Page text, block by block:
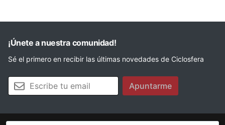
¡Únete a nuestra comunidad!
Sé el primero en recibir las últimas novedades de Ciclosfera
Tu email Apuntarme